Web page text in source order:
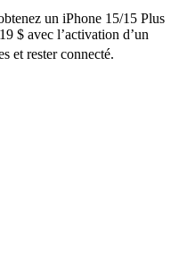
un iPhone 15/15 Plus
$ avec l’activation d’un
et rester connecté.